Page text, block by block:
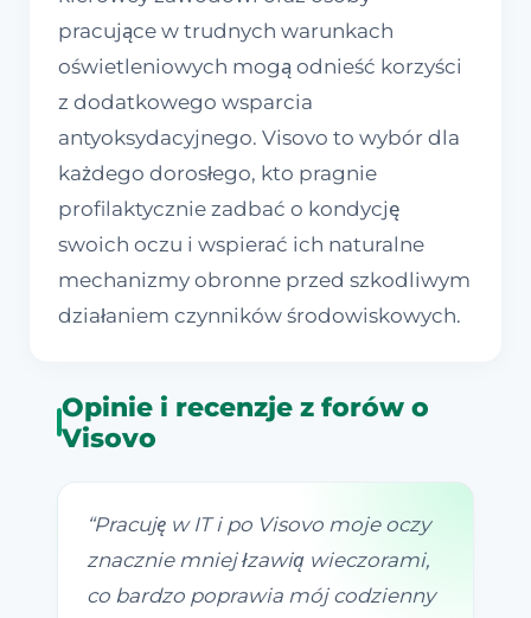
pracujące w trudnych warunkach
oświetleniowych mogą odnieść korzyści
z dodatkowego wsparcia
antyoksydacyjnego. Visovo to wybór dla
każdego dorosłego, kto pragnie
profilaktycznie zadbać o kondycję
swoich oczu i wspierać ich naturalne
mechanizmy obronne przed szkodliwym
działaniem czynników środowiskowych.
Opinie i recenzje z forów o
Visovo
“Pracuję w IT i po Visovo moje oczy
znacznie mniej łzawią wieczorami,
co bardzo poprawia mój codzienny